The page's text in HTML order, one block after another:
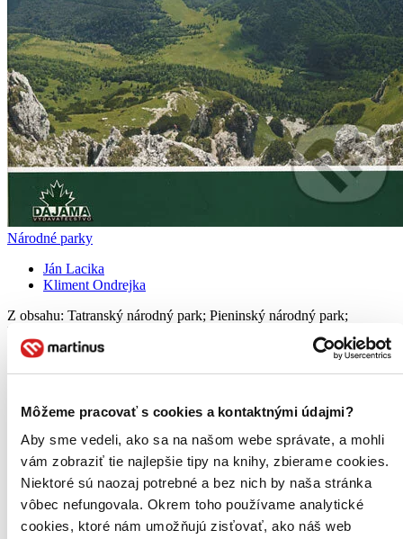
Môžeme pracovať s cookies a kontaktnými údajmi?
Aby sme vedeli, ako sa na našom webe správate, a mohli
vám zobraziť tie najlepšie tipy na knihy, zbierame cookies.
Niektoré sú naozaj potrebné a bez nich by naša stránka
vôbec nefungovala. Okrem toho používame analytické
cookies, ktoré nám umožňujú zisťovať, ako náš web
Národné parky
Ján Lacika
Kliment Ondrejka
Z obsahu: Tatranský národný park; Pieninský národný park;
Národný park Nízke Tatry; Národný park Slovenský raj; Národný
park Malá Fatra; Národný park Muránska planina;...
Knihabrožovaná väzba
Na sklade 1 ks
posledné kusy. Ak ju chcete mať rýchlo, ponáhľajte sa!
Dodanie ďalších môže trvať dlhšie, zvyčajne do 24 dní.
Pridať do zoznamu
Vložiť do košíka
E-kniha PDF
8,45 €